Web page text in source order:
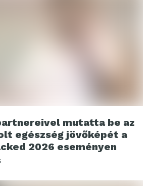
mutatta be az
egészség jövőképét a
2026 eseményen